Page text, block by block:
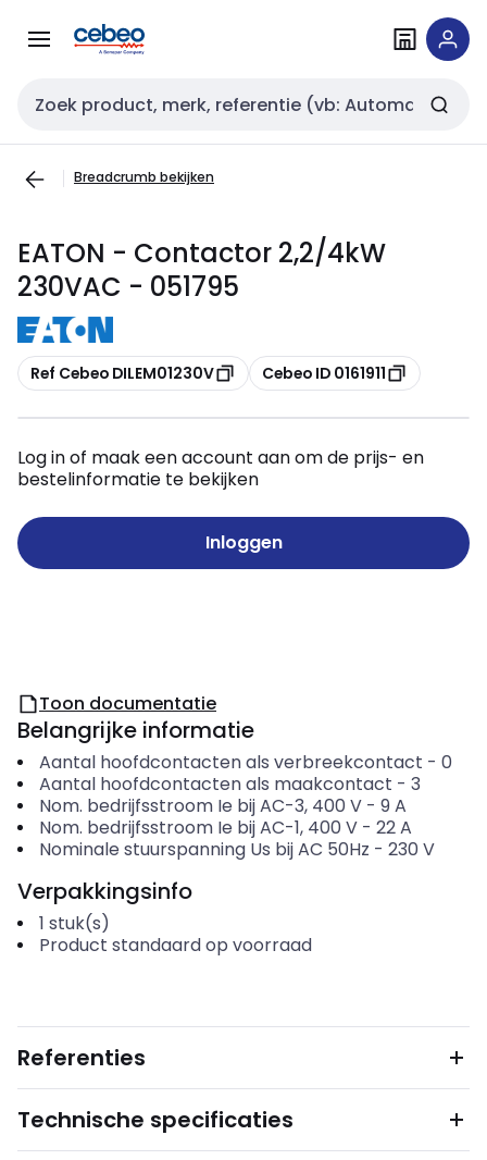
naar
naar
Zoekveld invoer
Breadcrumb bekijken
EATON - Contactor 2,2/4kW
230VAC - 051795
Kopiëren
Ref Cebeo DILEM01230V Kopiëren
Cebeo ID 0161911
Log in of maak een account aan om de prijs- en
bestelinformatie te bekijken
Inloggen
Toon documentatie
Belangrijke informatie
Aantal hoofdcontacten als verbreekcontact - 0
Aantal hoofdcontacten als maakcontact - 3
Nom. bedrijfsstroom Ie bij AC-3, 400 V- 9 A
Nom. bedrijfsstroom Ie bij AC-1, 400 V- 22A
Nominale stuurspanning Us bij AC 50Hz - 230 V
Verpakkingsinfo
1 stuk(s)
Product standaard op voorraad
Referenties
Technische specificaties